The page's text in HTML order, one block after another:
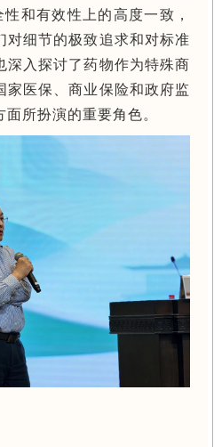
和有效性上的高度一致，
对细节的极致追求和对标准
深入探讨了药物作为特殊商
家医保、商业保险和政府监
所扮演的重要角色。